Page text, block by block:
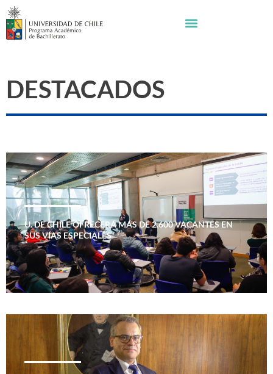
DESTACADOS
U. DE CHILE OFRECERÁ MÁS DE 2.600 VACANTES EN
SUS VÍAS ESPECIALES